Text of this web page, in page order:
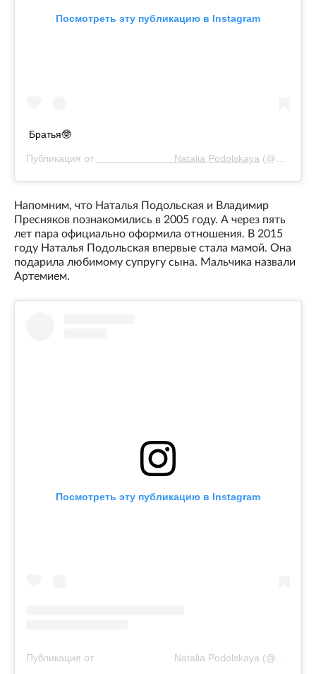
Посмотреть эту публикацию в Instagram
Братья🤓
Публикация от ⠀⠀⠀⠀⠀⠀⠀⠀⠀⠀⠀Natalia Podolskaya (@nataliapodolskaya)
Напомним, что Наталья Подольская и Владимир
Пресняков познакомились в 2005 году. А через пять
лет пара официально оформила отношения. В 2015
году Наталья Подольская впервые стала мамой. Она
подарила любимому супругу сына. Мальчика назвали
Артемием.
Посмотреть эту публикацию в Instagram
Публикация от ⠀⠀⠀⠀⠀⠀⠀⠀⠀⠀⠀Natalia Podolskaya (@nataliapodolskaya)